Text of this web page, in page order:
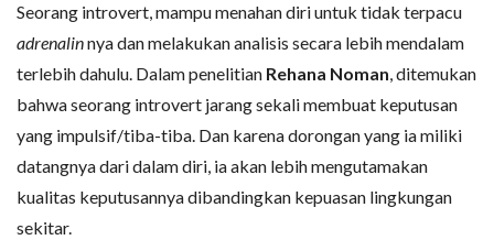
Seorang introvert, mampu menahan diri untuk tidak terpacu
adrenalinnya dan melakukan analisis secara lebih mendalam
terlebih dahulu. Dalam penelitian Rehana Noman, ditemukan
bahwa seorang introvert jarang sekali membuat keputusan
yang impulsif/tiba-tiba. Dan karena dorongan yang ia miliki
datangnya dari dalam diri, ia akan lebih mengutamakan
kualitas keputusannya dibandingkan kepuasan lingkungan
sekitar.